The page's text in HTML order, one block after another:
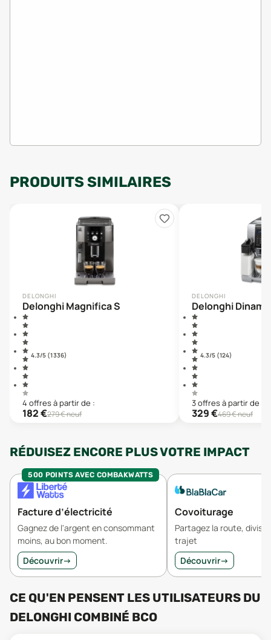
PRODUITS SIMILAIRES
DELONGHI
Delonghi Magnifica S
4.3/5 (1 336)
4 offresà partir de :
182€279€ neuf
DELONGHI
Delonghi
4.3/5 (124)
3offresà partir de :
329€469€ neuf
RÉDUISEZ ENCORE PLUS VOTRE IMPACT
500 POINTS AVEC COMBAKWATTS
Facture d’électricité
Gagnez de l'argent en consommant
moins, au bon moment.
Découvrir→
Covoiturage
Partagez la route,
trajet
Découvrir→
CE QU'EN PENSENT LES UTILISATEURS DU
DELONGHI COMBINÉ BCO